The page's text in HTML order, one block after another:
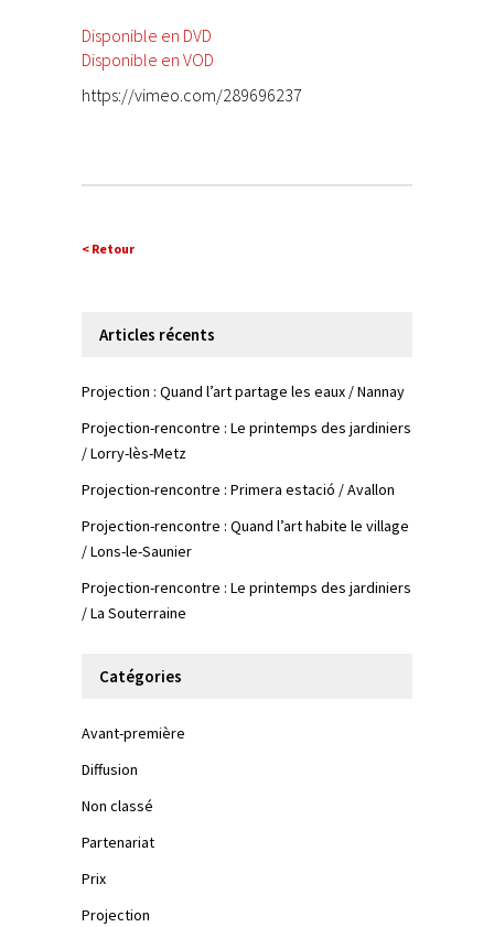
Disponible en DVD
Disponible en VOD
https://vimeo.com/289696237
< Retour
Articles récents
Projection : Quand l’art partage les eaux / Nannay
Projection-rencontre : Le printemps des jardiniers
/ Lorry-lès-Metz
Projection-rencontre : Primera estació / Avallon
Projection-rencontre : Quand l’art habite le village
/ Lons-le-Saunier
Projection-rencontre : Le printemps des jardiniers
/ La Souterraine
Catégories
Avant-première
Diffusion
Non classé
Partenariat
Prix
Projection